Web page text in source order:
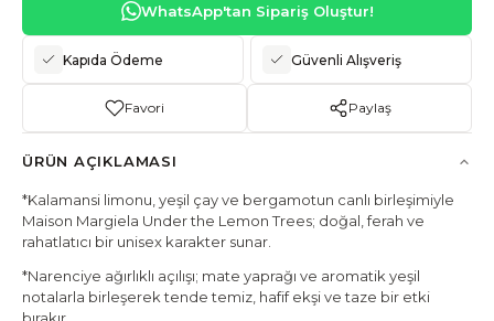
WhatsApp'tan Sipariş Oluştur!
Kapıda Ödeme Güvenli Alışveriş
Favori Paylaş
ÜRÜN AÇIKLAMASI
*Kalamansi limonu, yeşil çay ve bergamotun canlı birleşimiyle
Maison Margiela Under the Lemon Trees; doğal, ferah ve
rahatlatıcı bir unisex karakter sunar.
*Narenciye ağırlıklı açılışı; mate yaprağı ve aromatik yeşil
notalarla birleşerek tende temiz, hafif ekşi ve taze bir etki